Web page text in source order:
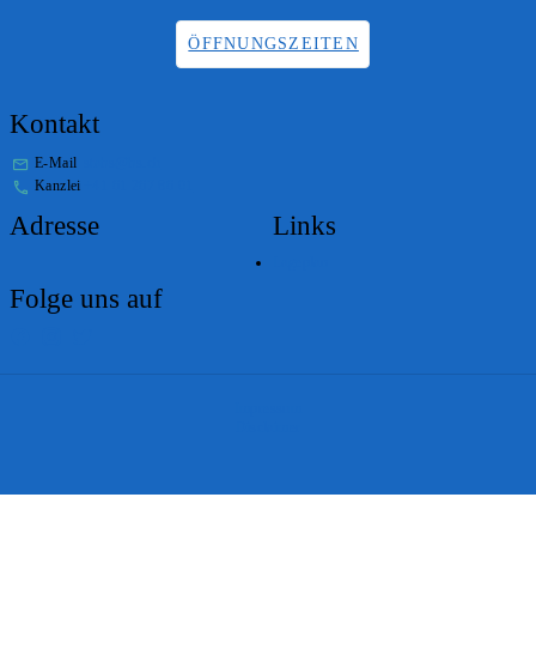
ÖFFNUNGSZEITEN
Kontakt
E-Mail
Kanzlei
Adresse Links
Folge uns auf